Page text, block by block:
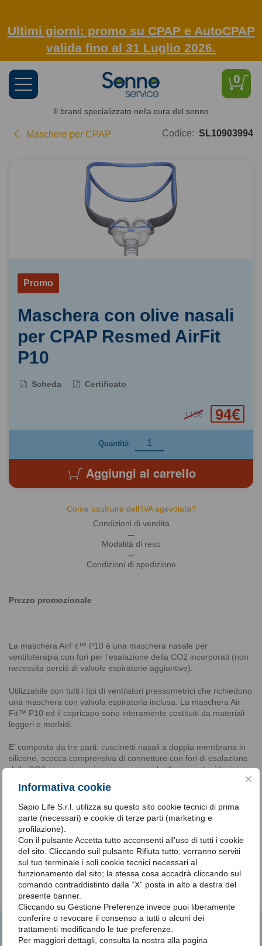
Informativa cookie
Sapio Life S.r.l. utilizza su questo sito cookie tecnici di prima
parte (necessari) e cookie di terze parti (marketing e
profilazione).
Con il pulsante Accetta tutto acconsenti all'uso di tutti i cookie
del sito. Cliccando suil pulsante Rifiuta tutto, verranno serviti
sul tuo terminale i soli cookie tecnici necessari al
funzionamento del sito; la stessa cosa accadrà cliccando sul
comando contraddistinto dalla “X” posta in alto a destra del
presente banner.
Cliccando su Gestione Preferenze invece puoi liberamente
conferire o revocare il consenso a tutti o alcuni dei
trattamenti modificando le tue preferenze.
Per maggiori dettagli, consulta la nostra alla pagina
Ultimi giorni: promo su CPAP e AutoCPAP
valida fino al 31 Luglio 2026.
0
Toggle
navigation
Il brand specializzato nella cura del sonno
Maschere per CPAP Codice: SL10903994
Promo
Maschera con olive nasali
per CPAP Resmed AirFit
P10
Scheda Certificato
115€ 94€
Quantità
Aggiungi al carrello
Come usufruire dell'IVA agevolata?
Condizioni di vendita
Modalità di reso
Condizioni di spedizione
Prezzo promozionale
La maschera AirFit™ P10 è una maschera nasale per
ventiloterapia con fori per l’esalazione della CO2 incorporati (non
necessita perciò di valvole espiratorie aggiuntive).
Utilizzabile con tutti i tipi di ventilatori pressometrici che richiedono
una maschera con valvola espiratoria inclusa. La maschera Air
Fit™ P10 ed il copricapo sono interamente costituiti da materiali
leggeri e morbidi.
E’ composta da tre parti: cuscinetti nasali a doppia membrana in
silicone, scocca comprensiva di connettore con fori di esalazione
della CO2 e copricapo in neoprene a nido d’ape per la riduzione
La maschera viene fornita pre-assemblata, completa di
cuscinetti nasali in tre misure (S,M,L).
Potrebbero interessarti anche